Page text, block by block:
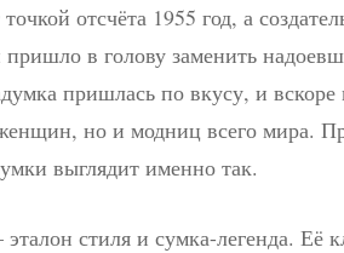
отсчёта 1955 год, а
в голову заменить
пришлась по вкусу, и
но и модниц всего мира.
выглядит именно так.
стиля и сумка-легенда. Её